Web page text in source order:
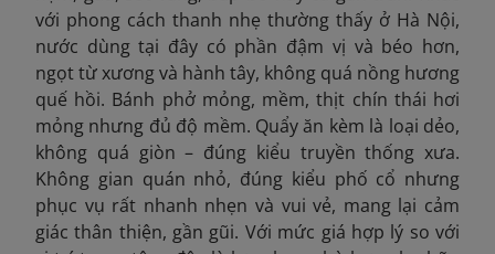
với phong cách thanh nhẹ thường thấy ở Hà Nội,
nước dùng tại đây có phần đậm vị và béo hơn,
ngọt từ xương và hành tây, không quá nồng hương
quế hồi. Bánh phở mỏng, mềm, thịt chín thái hơi
mỏng nhưng đủ độ mềm. Quẩy ăn kèm là loại dẻo,
không quá giòn – đúng kiểu truyền thống xưa.
Không gian quán nhỏ, đúng kiểu phố cổ nhưng
phục vụ rất nhanh nhẹn và vui vẻ, mang lại cảm
giác thân thiện, gần gũi. Với mức giá hợp lý so với